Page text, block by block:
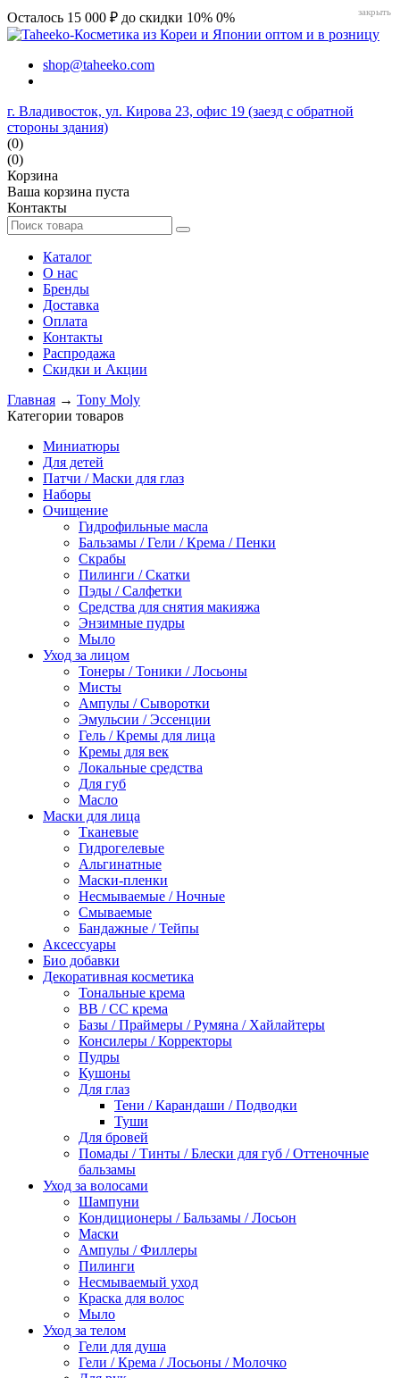
Осталось 15 000 ₽ до скидки 10% 0%
shop@taheeko.com
г. Владивосток, ул. Кирова 23, офис 19 (заезд с обратной
стороны здания)
(0)
(0)
Корзина
Ваша корзина пуста
Контакты
Каталог
О нас
Бренды
Доставка
Оплата
Контакты
Распродажа
Скидки и Акции
Главная → Tony Moly
Категории товаров
Миниатюры
Для детей
Патчи / Маски для глаз
Наборы
Очищение
Гидрофильные масла
Бальзамы / Гели / Крема / Пенки
Скрабы
Пилинги / Скатки
Пэды / Салфетки
Средства для снятия макияжа
Энзимные пудры
Мыло
Уход за лицом
Тонеры / Тоники / Лосьоны
Мисты
Ампулы / Сыворотки
Эмульсии / Эссенции
Гель / Кремы для лица
Кремы для век
Локальные средства
Для губ
Масло
Маски для лица
Тканевые
Гидрогелевые
Альгинатные
Маски-пленки
Несмываемые / Ночные
Смываемые
Бандажные / Тейпы
Аксессуары
Био добавки
Декоративная косметика
Тональные крема
BB / СС крема
Базы / Праймеры / Румяна / Хайлайтеры
Консилеры / Корректоры
Пудры
Кушоны
Для глаз
Тени / Карандаши / Подводки
Туши
Для бровей
Помады / Тинты / Блески для губ / Оттеночные
бальзамы
Уход за волосами
Шампуни
Кондиционеры / Бальзамы / Лосьон
Маски
Ампулы / Филлеры
Пилинги
Несмываемый уход
Краска для волос
Мыло
Уход за телом
Гели для душа
Гели / Крема / Лосьоны / Молочко
закрыть